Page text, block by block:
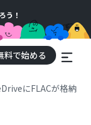
う！
料で始める
にFLACが格納さ